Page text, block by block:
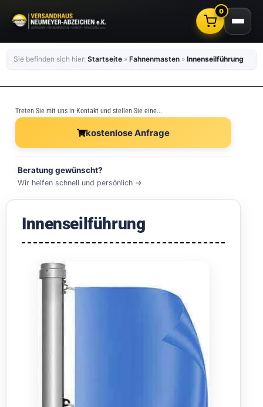
0
Sie befinden sich hier: Startseite » Fahnenmasten » Innenseilführung
Treten Sie mit uns in Kontakt und stellen Sie eine...
kostenlose Anfrage
Beratung gewünscht?
Wir helfen schnell und persönlich →
Innenseilführung